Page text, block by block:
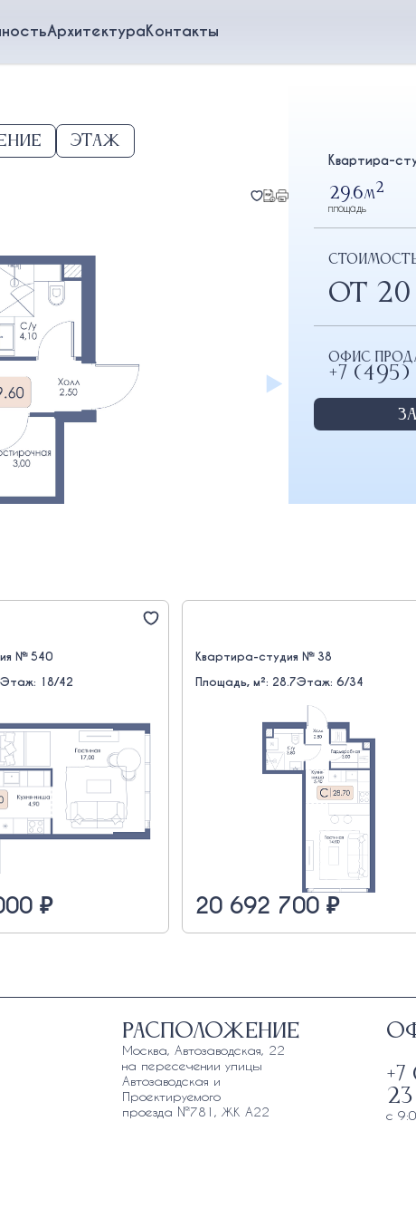
АрхитектураКонтакты
Этаж
Квартира-
29.6м2
площадь
от 20
Офис
+7 (495)
№ 540
Этаж: 18/42
₽
Квартира-студия № 38
Площадь, м²: 28.7Этаж: 6/34
20 692 700 ₽
Расположение
Москва, Автозаводская, 22
на пересечении улицы
Автозаводская и
Проектируемого
проезда №781, ЖК А22
23
с